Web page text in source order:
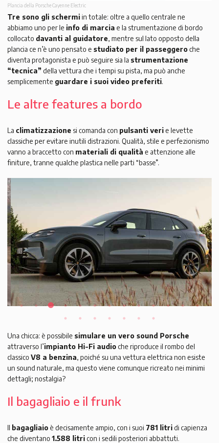
Plancia della Porsche Cayenne Electric
Tre sono gli schermiin totale: oltre a quello centrale ne
abbiamo uno per le info di marcia e la strumentazione di bordo
collocato davanti al guidatore, mentre sul lato opposto della
plancia ce n’è uno pensato e studiato per il passeggeroche
diventa protagonista e può seguire sia la strumentazione
“tecnica” della vettura che i tempi su pista, ma può anche
semplicemente guardare i suoi video preferiti.
Le altre features a bordo
La climatizzazione si comanda con pulsanti verie levette
classiche per evitare inutili distrazioni. Qualità, stile e perfezionismo
vanno a braccetto con materiali di qualità e attenzione alle
finiture, tranne qualche plastica nelle parti “basse”.
Una chicca: è possibile simulare un vero sound Porsche
attraverso l’impianto Hi-Fi audioche riproduce il rombo del
classico V8 a benzina, poiché su una vettura elettrica non esiste
un sound naturale, ma questo viene comunque ricreato nei minimi
dettagli; nostalgia?
Il bagagliaio e il frunk
Il bagagliaioè decisamente ampio, con i suoi 781 litridi capienza
che diventano 1.588 litricon i sedili posteriori abbattuti.